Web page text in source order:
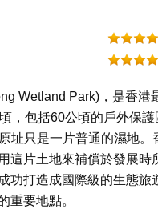
Wetland Park)，是香港
，包括60公頃的戶外保護
址只是一片普通的濕地。
這片土地來補償於發展時
功打造成國際級的生態旅
重要地點。